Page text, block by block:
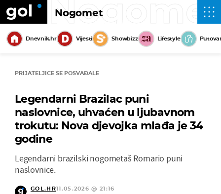
Nogomet
Dnevnik.hr Vijesti Showbizz Lifestyle
PRIJATELJICE SE POSVAĐALE
Legendarni Brazilac puni
naslovnice, uhvaćen u ljubavnom
trokutu: Nova djevojka mlađa je 34
godine
Legendarni brazilski nogometaš Romario puni
naslovnice.
GOL.HR11.05.2026 @ 21:16